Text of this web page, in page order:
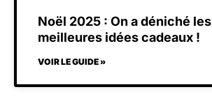
Noël 2025 : On a déniché les
meilleures idées cadeaux !
VOIR LE GUIDE »